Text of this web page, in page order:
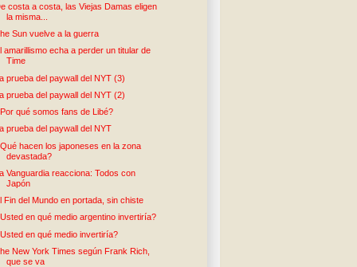
costa a costa, las Viejas Damas eligen
la misma...
Sun vuelve a la guerra
amarillismo echa a perder un titular de
Time
prueba del paywall del NYT (3)
prueba del paywall del NYT (2)
qué somos fans de Libé?
La prueba del paywall del NYT
hacen los japoneses en la zona
devastada?
Vanguardia reacciona: Todos con
Japón
Fin del Mundo en portada, sin chiste
en qué medio argentino invertiría?
en qué medio invertiría?
New York Times según Frank Rich,
que se va